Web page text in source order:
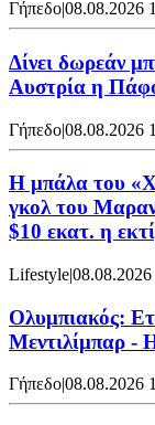
Γήπεδο|08.08.2026
Δίνει δωρεάν
Αυστρία η
Γήπεδο|08.08.2026
Η μπάλα του
γκολ του
$10 εκατ. η
Lifestyle|
Ολυμπιακός:
Μεντιλίμπαρ -
Γήπεδο|08.08.2026